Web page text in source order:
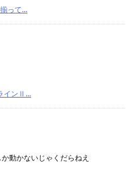
って...
インⅡ...
動かないじゃくだらねえ